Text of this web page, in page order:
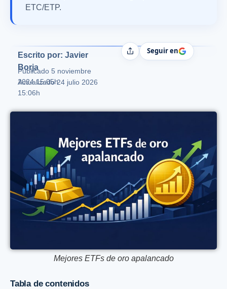
ETC/ETP.
Escrito por: Javier
Borja
Publicado 5 noviembre
2024 15:05h
Actualizado 24 julio 2026
15:06h
CompartirSeguir en
Mejores ETFs de oro apalancado
Tabla de contenidos